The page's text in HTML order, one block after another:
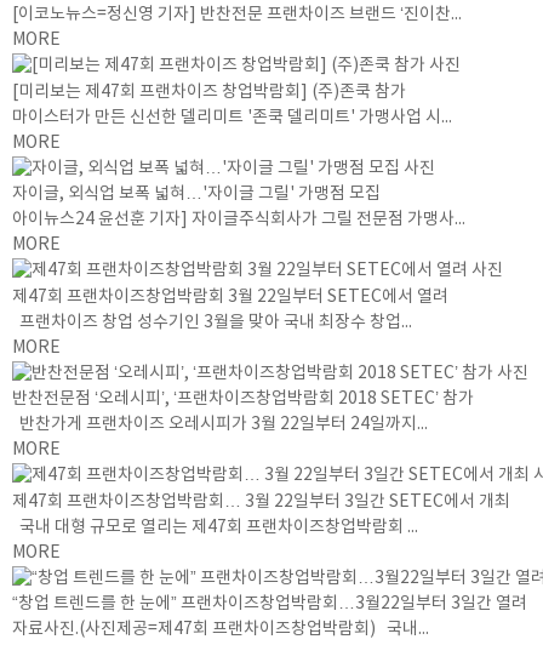
[이코노뉴스=정신영 기자] 반찬전문 프랜차이즈 브랜드 ‘진이찬...
MORE
[미리보는 제47회 프랜차이즈 창업박람회] (주)존쿡 참가
마이스터가 만든 신선한 델리미트 '존쿡 델리미트' 가맹사업 시...
MORE
자이글, 외식업 보폭 넓혀…'자이글 그릴' 가맹점 모집
아이뉴스24 윤선훈 기자] 자이글주식회사가 그릴 전문점 가맹사...
MORE
제47회 프랜차이즈창업박람회 3월 22일부터 SETEC에서 열려
프랜차이즈 창업 성수기인 3월을 맞아 국내 최장수 창업...
MORE
반찬전문점 ‘오레시피’, ‘프랜차이즈창업박람회 2018 SETEC’ 참가
반찬가게 프랜차이즈 오레시피가 3월 22일부터 24일까지...
MORE
제47회 프랜차이즈창업박람회… 3월 22일부터 3일간 SETEC에서 개최
국내 대형 규모로 열리는 제47회 프랜차이즈창업박람회 ...
MORE
“창업 트렌드를 한 눈에” 프랜차이즈창업박람회…3월22일부터 3일간 열려
자료사진.(사진제공=제47회 프랜차이즈창업박람회) 국내...